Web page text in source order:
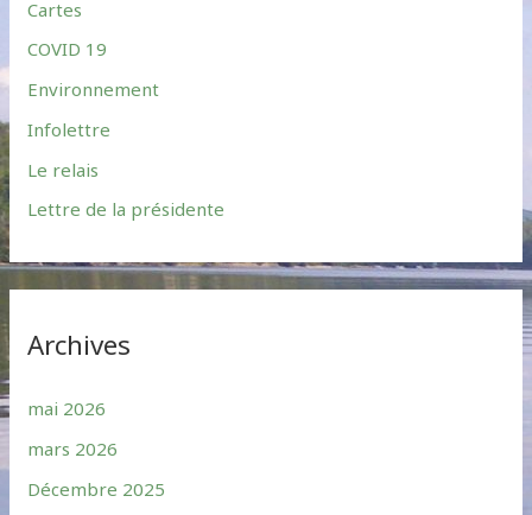
o
r
:
Cartes
COVID 19
Environnement
Infolettre
Le relais
Lettre de la présidente
Archives
mai 2026
mars 2026
Décembre 2025